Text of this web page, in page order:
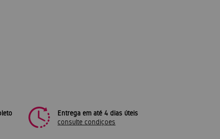
Entrega em até 4 dias úteis
consulte condiçoes